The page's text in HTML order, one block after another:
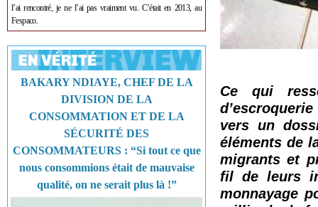
l’ai rencontré, je ne l’ai pas vraiment vu. C’était en 2013, au
Fespaco.
BAKARY NDIAYE, CHEF DE LA
DIVISION DE LA
CONSOMMATION ET DE LA
SÉCURITÉ DES
CONSOMMATEURS : “Si tout ce que
nous consommions était de mauvaise
qualité, on ne serait plus là !”
Ce qui
vers un
éléments de
migrants et
fil de leurs
monnayage